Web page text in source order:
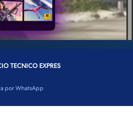
TECNICO EXPRES
por WhatsApp